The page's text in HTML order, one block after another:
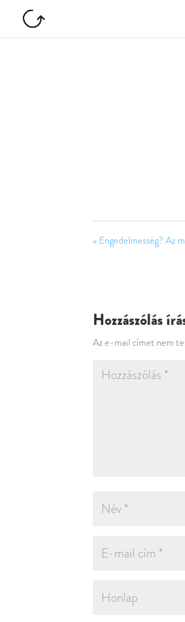
« Engedelmesség? Az
Hozzászólás
Az e-mail címet nem